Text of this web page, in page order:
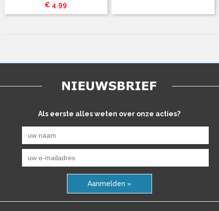
€ 4.99
Als eerste alles weten over onze acties?
Aanmelden »